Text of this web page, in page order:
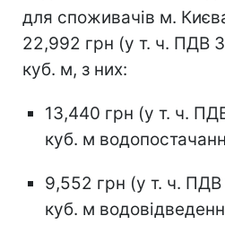
для споживачів м.
22,992 грн (у т. ч. ПДВ
куб. м, з них:
13,440 грн (у т. ч.
куб. м
9,552 грн (у т. ч. ПДВ
куб. м